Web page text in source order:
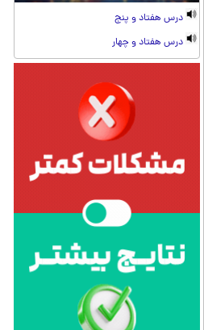
درس هفتاد و پنج
درس هفتاد و چهار